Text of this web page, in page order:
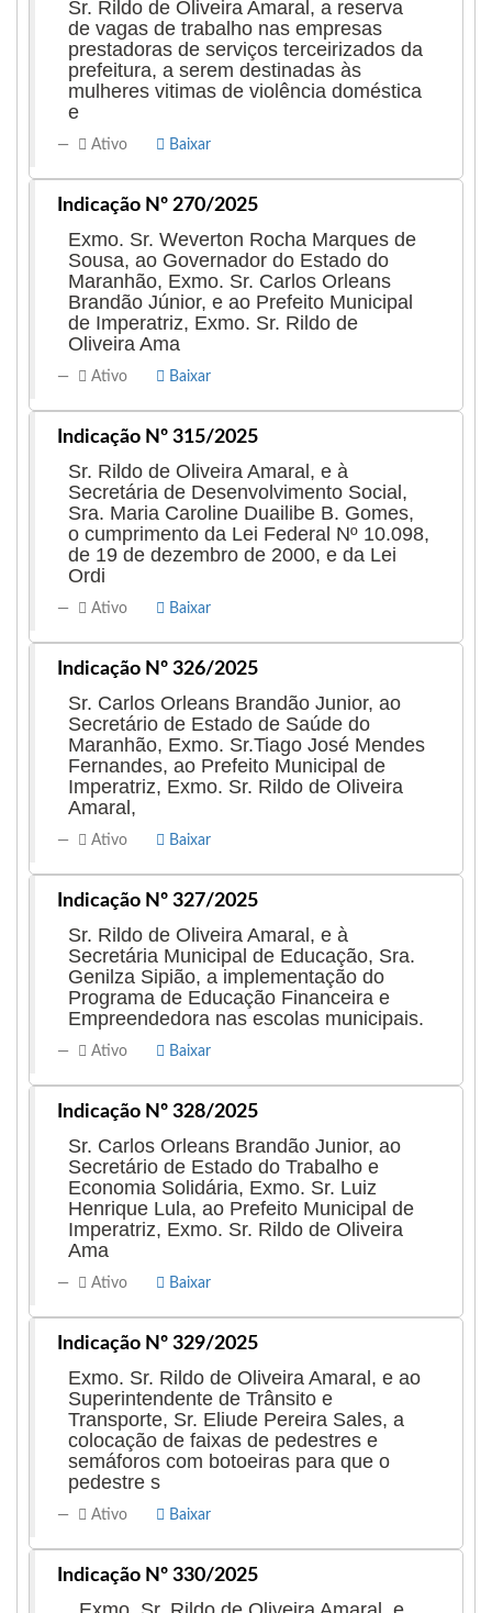
Sr. Rildo de Oliveira Amaral, a reserva
de vagas de trabalho nas empresas
prestadoras de serviços terceirizados da
prefeitura, a serem destinadas às
mulheres vitimas de violência doméstica
e
Ativo Baixar
Indicação Nº 270/2025
Exmo. Sr. Weverton Rocha Marques de
Sousa, ao Governador do Estado do
Maranhão, Exmo. Sr. Carlos Orleans
Brandão Júnior, e ao Prefeito Municipal
de Imperatriz, Exmo. Sr. Rildo de
Oliveira Ama
Ativo Baixar
Indicação Nº 315/2025
Sr. Rildo de Oliveira Amaral, e à
Secretária de Desenvolvimento Social,
Sra. Maria Caroline Duailibe B. Gomes,
o cumprimento da Lei Federal Nº 10.098,
de 19 de dezembro de 2000, e da Lei
Ordi
Ativo Baixar
Indicação Nº 326/2025
Sr. Carlos Orleans Brandão Junior, ao
Secretário de Estado de Saúde do
Maranhão, Exmo. Sr.Tiago José Mendes
Fernandes, ao Prefeito Municipal de
Imperatriz, Exmo. Sr. Rildo de Oliveira
Amaral,
Ativo Baixar
Indicação Nº 327/2025
Sr. Rildo de Oliveira Amaral, e à
Secretária Municipal de Educação, Sra.
Genilza Sipião, a implementação do
Programa de Educação Financeira e
Empreendedora nas escolas municipais.
Ativo Baixar
Indicação Nº 328/2025
Sr. Carlos Orleans Brandão Junior, ao
Secretário de Estado do Trabalho e
Economia Solidária, Exmo. Sr. Luiz
Henrique Lula, ao Prefeito Municipal de
Imperatriz, Exmo. Sr. Rildo de Oliveira
Ama
Ativo Baixar
Indicação Nº 329/2025
Exmo. Sr. Rildo de Oliveira Amaral, e ao
Superintendente de Trânsito e
Transporte, Sr. Eliude Pereira Sales, a
colocação de faixas de pedestres e
semáforos com botoeiras para que o
pedestre s
Ativo Baixar
Indicação Nº 330/2025